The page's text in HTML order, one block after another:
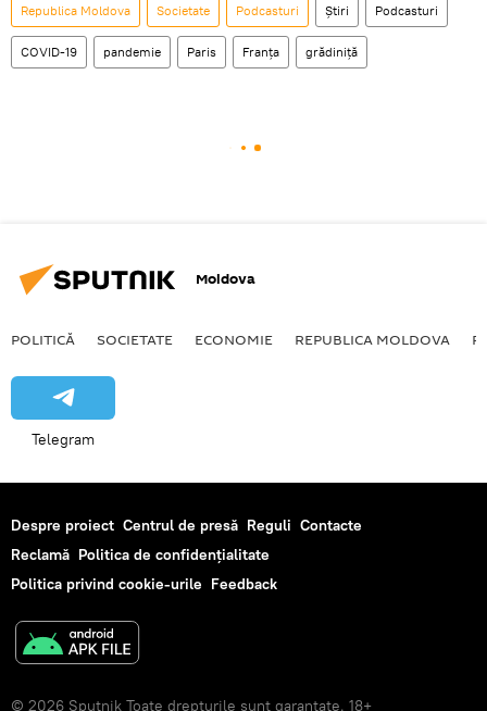
Republica Moldova Societate Podcasturi Știri Podcasturi
COVID-19 pandemie Paris Franța grădiniță
Moldova
POLITICĂ SOCIETATE ECONOMIE REPUBLICA MOLDOVA
Telegram
Despre proiect Centrul de presă Reguli Contacte
Reclamă Politica de confidențialitate
Politica privind cookie-urile Feedback
© 2026 Sputnik Toate drepturile sunt garantate. 18+